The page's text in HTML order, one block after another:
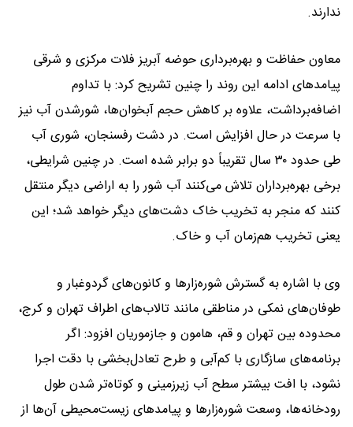
ندارند.
معاون حفاظت و بهره‌برداری حوضه آبریز فلات مرکزی و شرقی
پیامدهای ادامه این روند را چنین تشریح کرد: با تداوم
اضافه‌برداشت، علاوه بر کاهش حجم آبخوان‌ها، شورشدن آب نیز
با سرعت در حال افزایش است. در دشت رفسنجان، شوری آب
طی حدود ۳۰ سال تقریباً دو برابر شده است. در چنین شرایطی،
برخی بهره‌برداران تلاش می‌کنند آب شور را به اراضی دیگر منتقل
کنند که منجر به تخریب خاک دشت‌های دیگر خواهد شد؛ این
یعنی تخریب هم‌زمان آب و خاک.
وی با اشاره به گسترش شوره‌زارها و کانون‌های گردوغبار و
طوفان‌های نمکی در مناطقی مانند تالاب‌های اطراف تهران و کرج،
محدوده بین تهران و قم، هامون و جازموریان افزود: اگر
برنامه‌های سازگاری با کم‌آبی و طرح تعادل‌بخشی با دقت اجرا
نشود، با افت بیشتر سطح آب زیرزمینی و کوتاه‌تر شدن طول
رودخانه‌ها، وسعت شوره‌زارها و پیامدهای زیست‌محیطی آن‌ها از